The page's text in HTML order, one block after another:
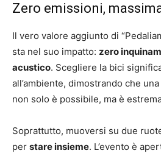
Zero emissioni,
Il vero valore aggiunto di
sta nel suo impatto: zero
acustico. Scegliere la bici
all’ambiente, dimostrando che
non solo è possibile, ma è
Soprattutto, muoversi su due
per stare insieme. L’evento è